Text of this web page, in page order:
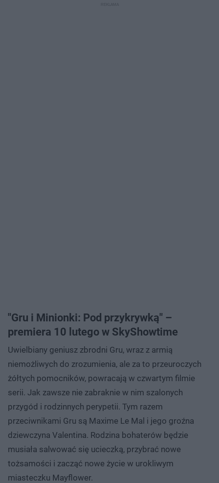
"Gru i Minionki: Pod przykrywką" –
premiera 10 lutego w SkyShowtime
Uwielbiany geniusz zbrodni Gru, wraz z armią
niemożliwych do zrozumienia, ale za to przeuroczych
żółtych pomocników, powracają w czwartym filmie
serii. Jak zawsze nie zabraknie w nim szalonych
przygód i rodzinnych perypetii. Tym razem
przeciwnikami Gru są Maxime Le Mal i jego groźna
dziewczyna Valentina. Rodzina bohaterów będzie
musiała salwować się ucieczką, przybrać nowe
tożsamości i zacząć nowe życie w urokliwym
miasteczku Mayflower.